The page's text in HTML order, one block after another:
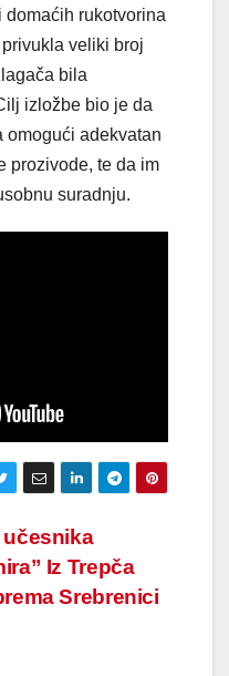
rukotvorina
veliki broj
bila
izložbe bio je da
omogući adekvatan
prozivode, te da im
suradnju.
učesnika
Iz Trepča
Srebrenici